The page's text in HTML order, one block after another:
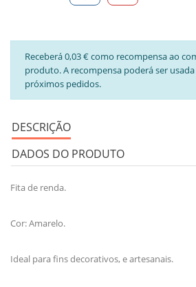
Receberá 0,03 € como recompensa ao
produto. A recompensa poderá ser
próximos pedidos.
DESCRIÇÃO
DADOS DO PRODUTO
Fita de renda.
Cor: Amarelo.
Ideal para fins decorativos, e artesanais.